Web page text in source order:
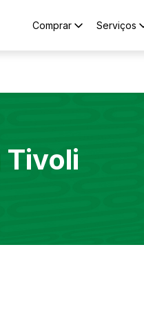
Comprar Serviços
Tivoli